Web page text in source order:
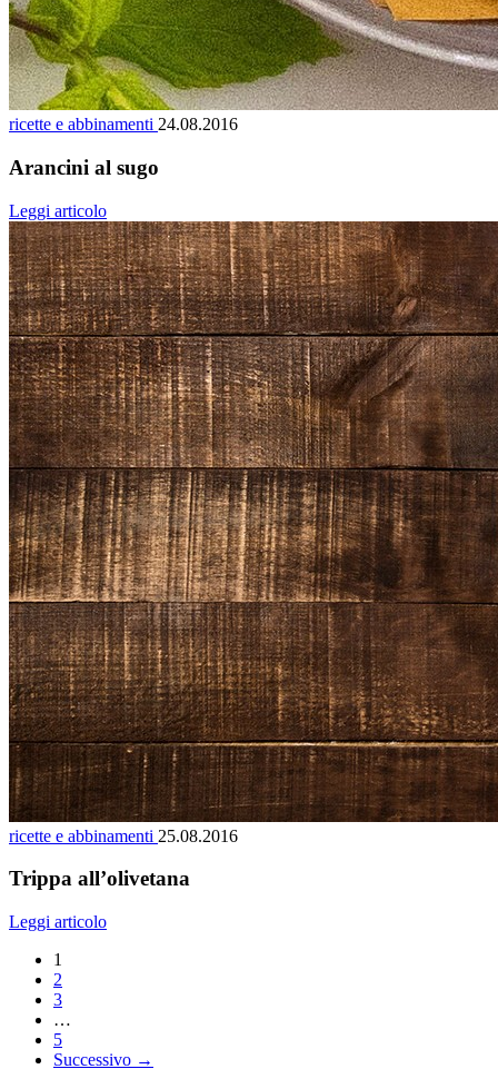
ricette e abbinamenti 24.08.2016
Arancini al sugo
Leggi articolo
ricette e abbinamenti 25.08.2016
Trippa all’olivetana
Leggi articolo
1
2
3
…
5
Successivo →